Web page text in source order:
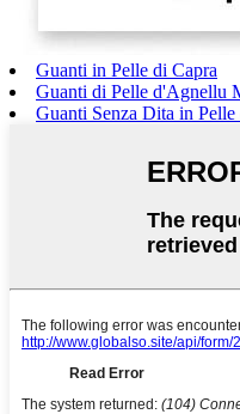
Guanti in Pelle di Capra
Guanti di Pelle d'Agnellu
Guanti Senza Dita in Pelle